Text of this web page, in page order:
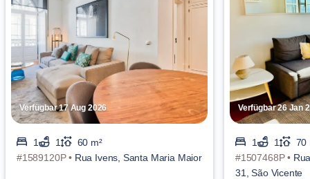
Verfügbar 17 Aug 2026
1 1
60 m²
#1589120P • Rua Ivens, Santa Maria Maior
Verfügbar 26 Jan
1 1
70
#1507468P •
31, São Vicente